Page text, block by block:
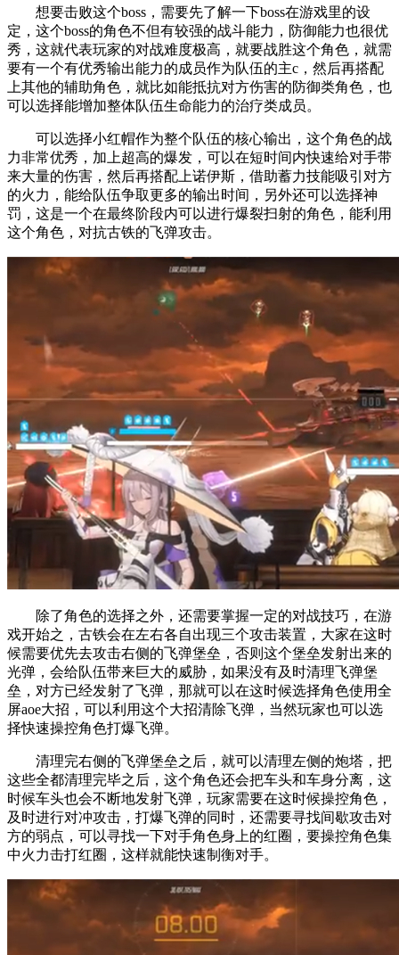
想要击败这个boss，需要先了解一下boss在游戏里的设
定，这个boss的角色不但有较强的战斗能力，防御能力也很优
秀，这就代表玩家的对战难度极高，就要战胜这个角色，就需
要有一个有优秀输出能力的成员作为队伍的主c，然后再搭配
上其他的辅助角色，就比如能抵抗对方伤害的防御类角色，也
可以选择能增加整体队伍生命能力的治疗类成员。
可以选择小红帽作为整个队伍的核心输出，这个角色的战
力非常优秀，加上超高的爆发，可以在短时间内快速给对手带
来大量的伤害，然后再搭配上诺伊斯，借助蓄力技能吸引对方
的火力，能给队伍争取更多的输出时间，另外还可以选择神
罚，这是一个在最终阶段内可以进行爆裂扫射的角色，能利用
这个角色，对抗古铁的飞弹攻击。
除了角色的选择之外，还需要掌握一定的对战技巧，在游
戏开始之，古铁会在左右各自出现三个攻击装置，大家在这时
候需要优先去攻击右侧的飞弹堡垒，否则这个堡垒发射出来的
光弹，会给队伍带来巨大的威胁，如果没有及时清理飞弹堡
垒，对方已经发射了飞弹，那就可以在这时候选择角色使用全
屏aoe大招，可以利用这个大招清除飞弹，当然玩家也可以选
择快速操控角色打爆飞弹。
清理完右侧的飞弹堡垒之后，就可以清理左侧的炮塔，把
这些全都清理完毕之后，这个角色还会把车头和车身分离，这
时候车头也会不断地发射飞弹，玩家需要在这时候操控角色，
及时进行对冲攻击，打爆飞弹的同时，还需要寻找间歇攻击对
方的弱点，可以寻找一下对手角色身上的红圈，要操控角色集
中火力击打红圈，这样就能快速制衡对手。